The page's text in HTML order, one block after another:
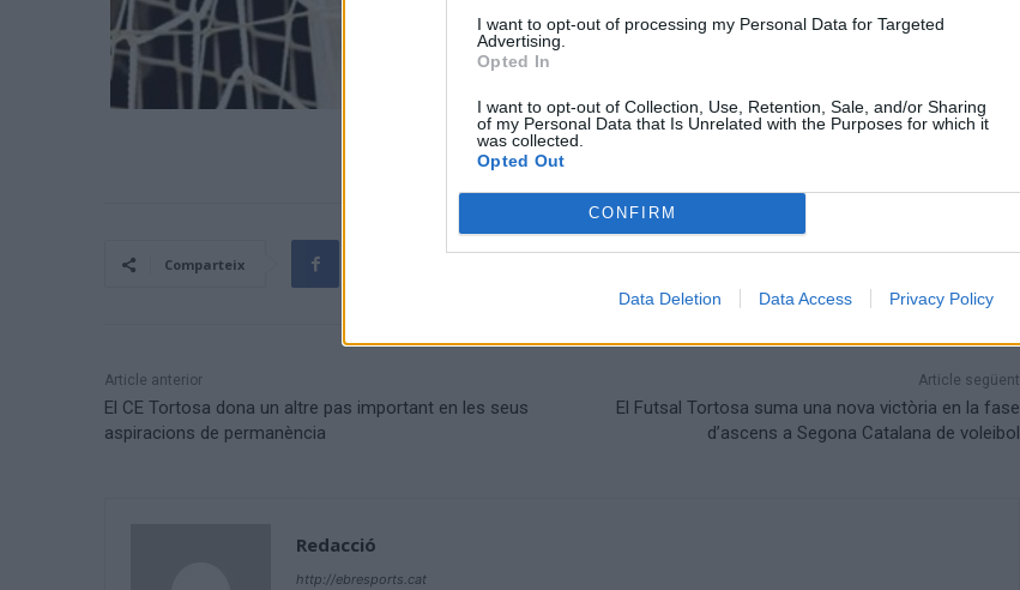
I want to opt-out of processing my Personal Data for Targeted
Advertising.
Opted In
I want to opt-out of Collection, Use, Retention, Sale, and/or Sharing
of my Personal Data that Is Unrelated with the Purposes for which it
was collected.
Opted Out
CONFIRM
Data Deletion Data Access Privacy Policy
Comparteix
Article anterior
El CE Tortosa dona un altre pas important en les seus
aspiracions de permanència
Article següent
El Futsal Tortosa suma una nova victòria en la fase
d’ascens a Segona Catalana de voleibol
Redacció
http://ebresports.cat